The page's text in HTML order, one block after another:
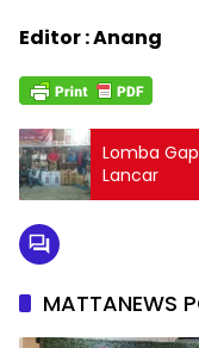
Editor : Anang
Lomba
Lancar
MATTANEWS